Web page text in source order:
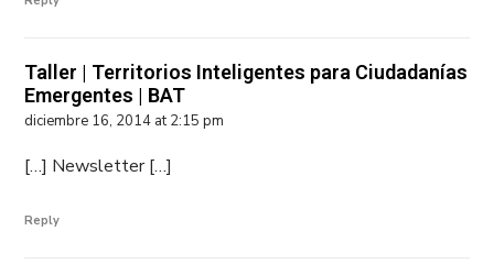
Taller | Territorios Inteligentes para Ciudadanías
Emergentes | BAT
diciembre 16, 2014 at 2:15 pm
[…] Newsletter […]
Reply